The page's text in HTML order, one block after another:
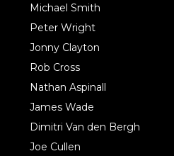
Michael Smith
Peter Wright
Jonny Clayton
Rob Cross
Nathan Aspinall
James Wade
Dimitri Van den Bergh
Joe Cullen